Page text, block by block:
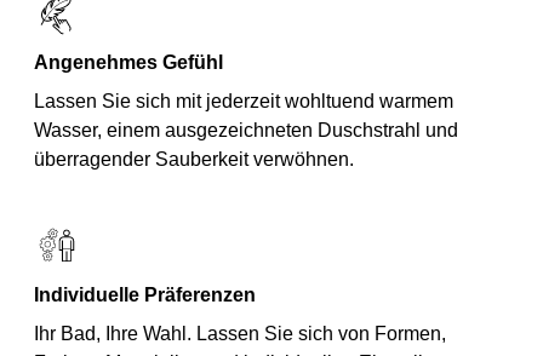
Angenehmes Gefühl
Lassen Sie sich mit jederzeit wohltuend warmem
Wasser, einem ausgezeichneten Duschstrahl und
überragender Sauberkeit verwöhnen.
Individuelle Präferenzen
Ihr Bad, Ihre Wahl. Lassen Sie sich von Formen,